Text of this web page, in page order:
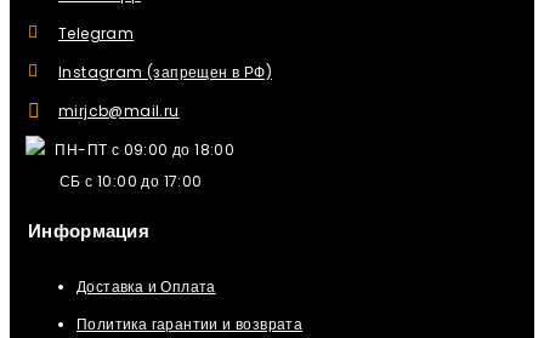
Telegram
Instagram (запрещен в РФ)
mirjcb@mail.ru
ПН-ПТ с 09:00 до 18:00
СБ с 10:00 до 17:00
Информация
Доставка и Оплата
Политика гарантии и возврата